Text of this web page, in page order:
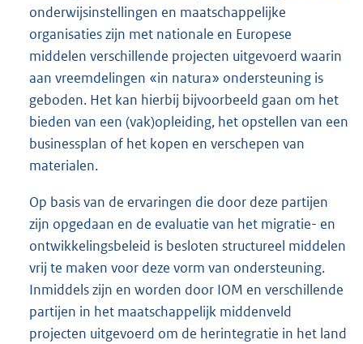
onderwijsinstellingen en maatschappelijke
organisaties zijn met nationale en Europese
middelen verschillende projecten uitgevoerd waarin
aan vreemdelingen «in natura» ondersteuning is
geboden. Het kan hierbij bijvoorbeeld gaan om het
bieden van een (vak)opleiding, het opstellen van een
businessplan of het kopen en verschepen van
materialen.
Op basis van de ervaringen die door deze partijen
zijn opgedaan en de evaluatie van het migratie- en
ontwikkelingsbeleid is besloten structureel middelen
vrij te maken voor deze vorm van ondersteuning.
Inmiddels zijn en worden door IOM en verschillende
partijen in het maatschappelijk middenveld
projecten uitgevoerd om de herintegratie in het land